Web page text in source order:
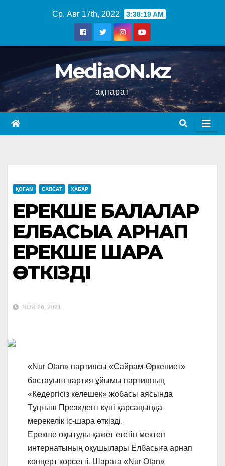
Ср. Авг 17th, 2022 3:38:19 AM
MediaON.kz
ақпарат
ҚОҒАМ САЯСАТ ХАБАР
ЕРЕКШЕ БАЛАЛАР
ЕЛБАСЫҒА АРНАП
ЕРЕКШЕ ШАРА
ӨТКІЗДІ
НОЯ 26, 2021
«Nur Otan» партиясы «Сайрам-Өркениет»
бастауыш партия ұйымы партияның
«Кедергісіз келешек» жобасы аясында
Тұңғыш Президент күні қарсаңында
мерекелік іс-шара өткізді.
Ерекше оқытуды қажет ететін мектеп
интернатының оқушылары Елбасыға арнап
концерт көрсетті. Шараға «Nur Otan»